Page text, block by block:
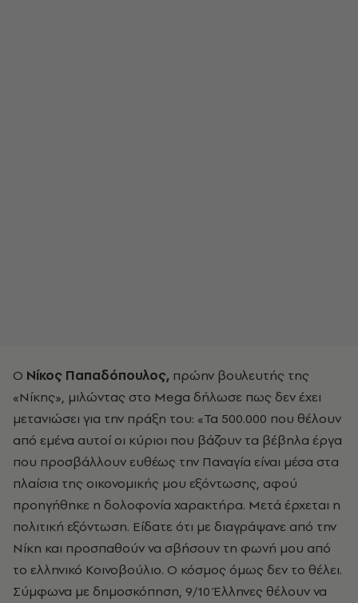
Ο Νίκος Παπαδόπουλος, πρώην βουλευτής της
«Νίκης», μιλώντας στο Mega δήλωσε πως δεν έχει
μετανιώσει για την πράξη του: «Τα 500.000 που θέλουν
από εμένα αυτοί οι κύριοι που βάζουν τα βέβηλα έργα
που προσβάλλουν ευθέως την Παναγία είναι μέσα στα
πλαίσια της οικονομικής μου εξόντωσης, αφού
προηγήθηκε η δολοφονία χαρακτήρα. Μετά έρχεται η
πολιτική εξόντωση. Είδατε ότι με διαγράψανε από την
Νίκη και προσπαθούν να σβήσουν τη φωνή μου από
το ελληνικό Κοινοβούλιο. Ο κόσμος όμως δεν το θέλει.
Σύμφωνα με δημοσκόπηση, 9/10 Έλληνες θέλουν να